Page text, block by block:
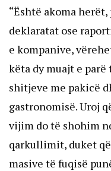
“Është akoma
deklaratat ose
e kompanive,
këta dy muajt e
shitjeve me pakicë
gastronomisë. Uroj
vijim do të shohim
qarkullimit, duket
masive të fuqisë